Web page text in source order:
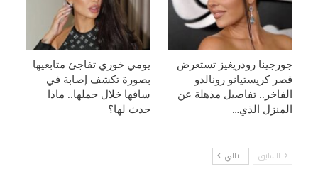
جورجينا رودريغيز تستعرض
قصر كريستيانو رونالدو
الفاخر.. تفاصيل مذهلة عن
المنزل الذي…
يومي خوري تفاجئ متابعيها
بصورة تكشف إصابة في
ساقها خلال حملها.. ماذا
حدث لها؟
السابق التالي